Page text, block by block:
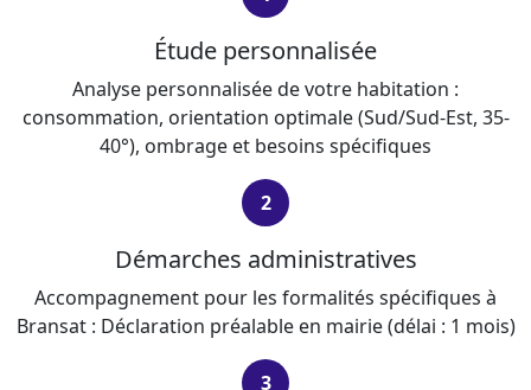
Étude personnalisée
Analyse personnalisée de votre habitation :
consommation, orientation optimale (Sud/Sud-Est, 35-
40°), ombrage et besoins spécifiques
2
Démarches administratives
Accompagnement pour les formalités spécifiques à
Bransat : Déclaration préalable en mairie (délai : 1 mois)
3